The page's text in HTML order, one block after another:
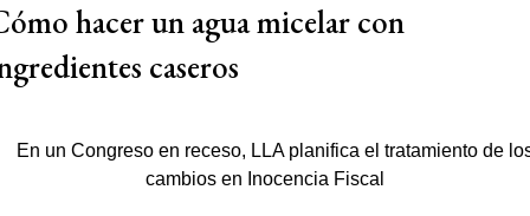
hacer un agua micelar con
caseros